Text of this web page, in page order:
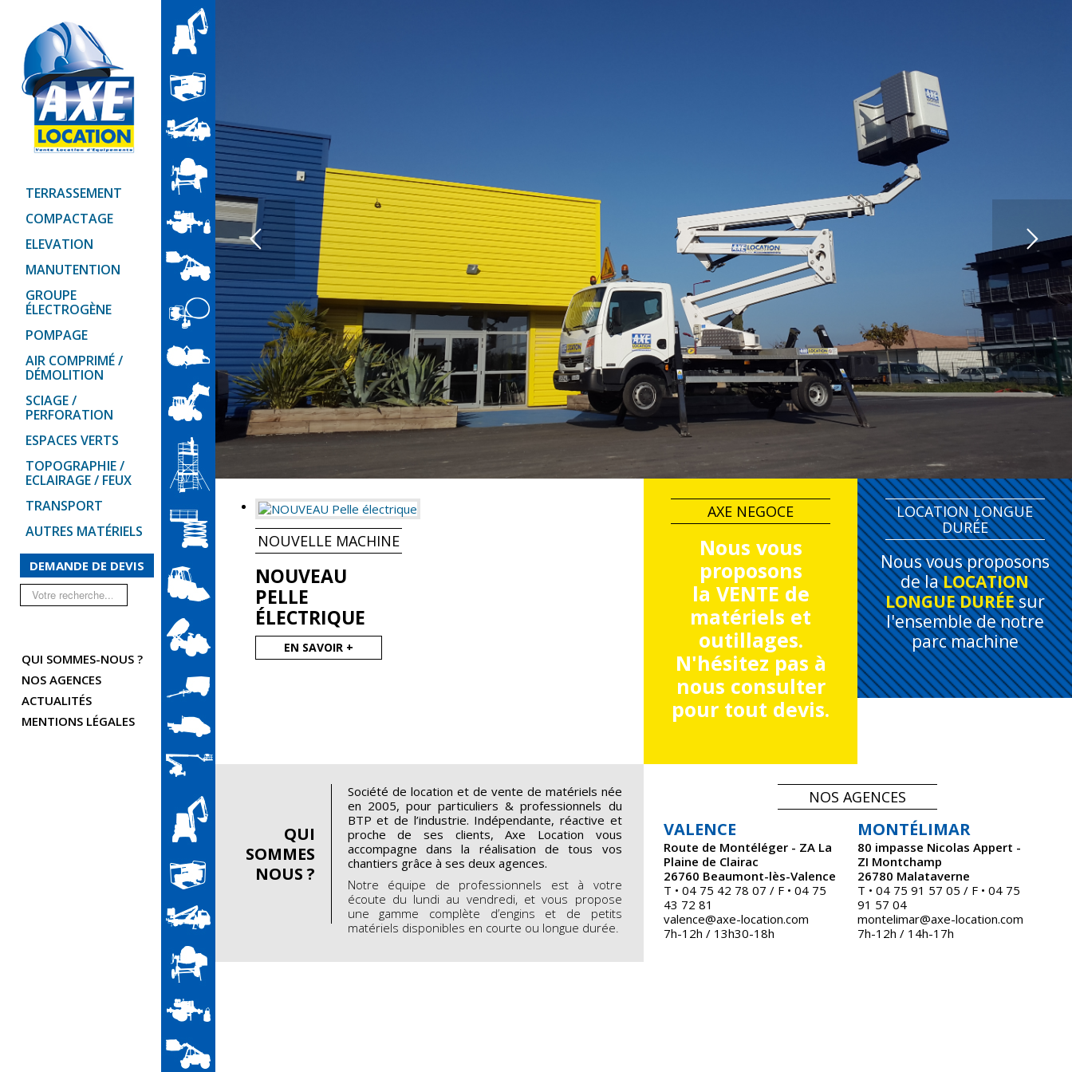
TERRASSEMENT
COMPACTAGE
ELEVATION
MANUTENTION
GROUPE
ÉLECTROGÈNE
POMPAGE
AIR COMPRIMÉ /
DÉMOLITION
SCIAGE /
PERFORATION
ESPACES VERTS
TOPOGRAPHIE /
ECLAIRAGE / FEUX
TRANSPORT
AUTRES MATÉRIELS
DEMANDE DE DEVIS
Rechercher
QUI SOMMES-NOUS ?
NOS AGENCES
ACTUALITÉS
MENTIONS LÉGALES
NOUVELLE MACHINE
NOUVEAU
PELLE
ÉLECTRIQUE
EN SAVOIR +
AXE NEGOCE
Nous vous
proposons
la VENTE de
matériels et
outillages.
N'hésitez pas à
nous consulter
pour tout devis.
LOCATION LONGUE
DURÉE
Nous vous proposons
de laLOCATION
LONGUE DURÉEsur
l'ensemble de notre
parc machine
QUI
SOMMES
NOUS ?
Société de location et de vente de matériels née
en 2005, pour particuliers & professionnels du
BTP et de l’industrie. Indépendante, réactive et
proche de ses clients, Axe Location vous
accompagne dans la réalisation de tous vos
chantiers grâce à ses deux agences.
Notre équipe de professionnels est à votre
écoute du lundi au vendredi, et vous propose
une gamme complète d’engins et de petits
matériels disponibles en courte ou longue durée.
NOS AGENCES
VALENCE
Route de Montéléger - ZA La
Plaine de Clairac
26760 Beaumont-lès-Valence
T • 04 75 42 78 07 / F • 04 75
43 72 81
valence@axe-location.com
7h-12h / 13h30-18h
MONTÉLIMAR
80 impasse Nicolas Appert -
ZI Montchamp
26780 Malataverne
T • 04 75 91 57 05 / F • 04 75
91 57 04
montelimar@axe-location.com
7h-12h / 14h-17h